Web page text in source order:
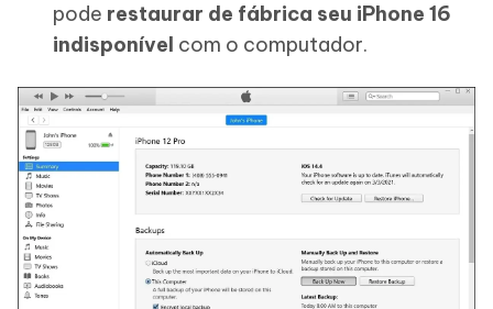
pode restaurar de fábrica seu iPhone 16
indisponível com o computador.